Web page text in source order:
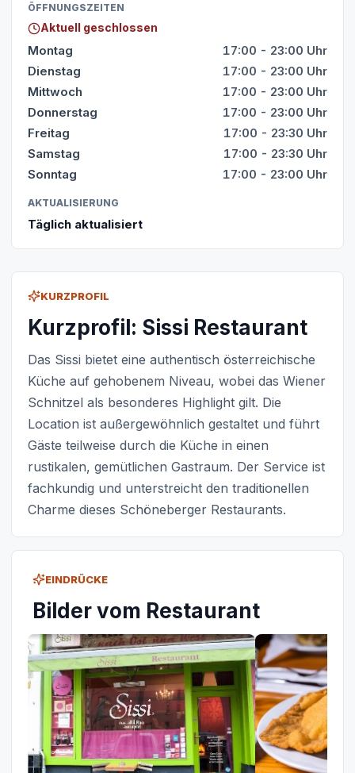
KURZPROFIL
Kurzprofil: Sissi Restaurant
Das Sissi bietet eine authentisch österreichische
Küche auf gehobenem Niveau, wobei das Wiener
Schnitzel als besonderes Highlight gilt. Die
Location ist außergewöhnlich gestaltet und führt
Gäste teilweise durch die Küche in einen
rustikalen, gemütlichen Gastraum. Der Service ist
fachkundig und unterstreicht den traditionellen
Charme dieses Schöneberger Restaurants.
EINDRÜCKE
Bilder vom Restaurant
ÖFFNUNGSZEITEN
Aktuell geschlossen
Montag
17:00 - 23:00 Uhr
Dienstag
17:00 - 23:00 Uhr
Mittwoch
17:00 - 23:00 Uhr
Donnerstag
17:00 - 23:00 Uhr
Freitag
17:00 - 23:30 Uhr
Samstag
17:00 - 23:30 Uhr
Sonntag
17:00 - 23:00 Uhr
AKTUALISIERUNG
Täglich aktualisiert